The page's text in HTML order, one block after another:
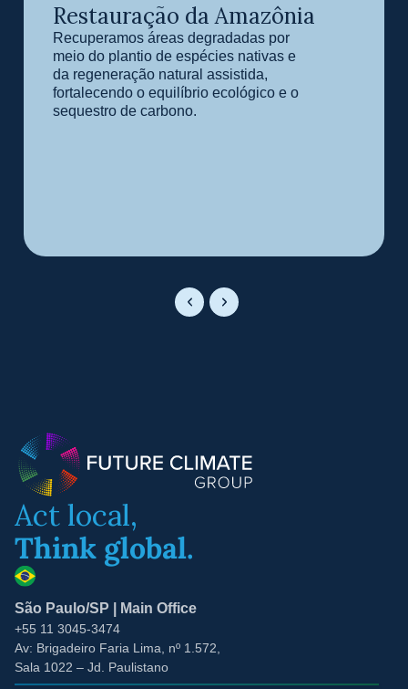
Restauração da Amazônia
Recuperamos áreas degradadas por
meio do plantio de espécies nativas e
da regeneração natural assistida,
fortalecendo o equilíbrio ecológico e o
sequestro de carbono.
Act local,
Think global.
São Paulo/SP | Main Office
+55 11 3045-3474
Av: Brigadeiro Faria Lima, nº 1.572
Sala 1022 – Jd. Paulistano